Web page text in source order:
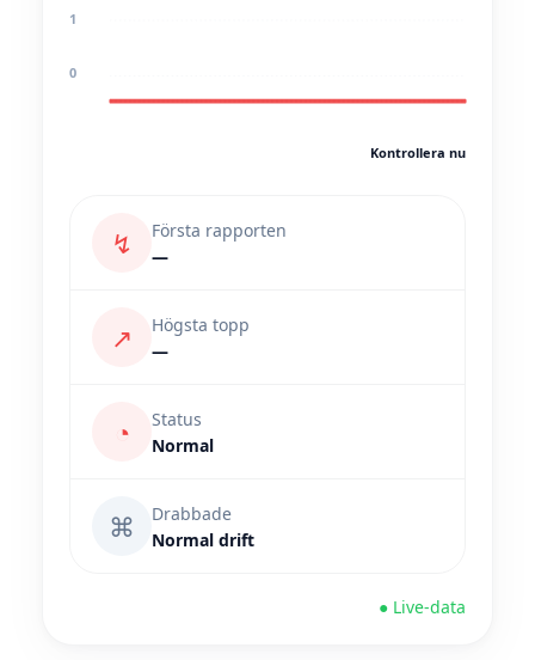
1
0
Kontrollera nu
↯
Första rapporten
—
↗
Högsta topp
—
◔
Status
Normal
⌘
Drabbade
Normal drift
● Live-data